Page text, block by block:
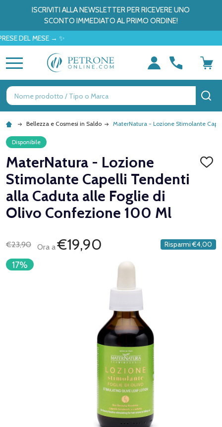
ISCRIVITI ALLA NEWSLETTER PER RICEVERE UNO
SCONTO IMMEDIATO AL PRIMO ORDINE!
MESE → ✨
Ricerca
Bellezza e Cosmesi in Saldo MaterNatura - Lozione Stimolante
Disponibile
MaterNatura - Lozione
Stimolante Capelli Tendenti
alla Caduta alle Foglie di
Olivo Confezione 100 Ml
€23,90 Ora a€19,90 Risparmi €4,00
17%